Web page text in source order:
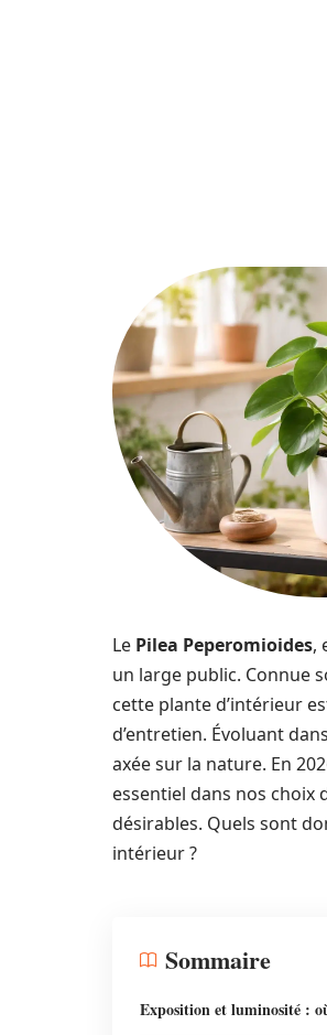
Le Pilea Peperomioides,
un large public. Connue
cette plante d’intérieur
d’entretien. Évoluant
axée sur la nature. En
essentiel dans nos choix
désirables. Quels sont
intérieur ?
Sommaire
Exposition et luminosité :